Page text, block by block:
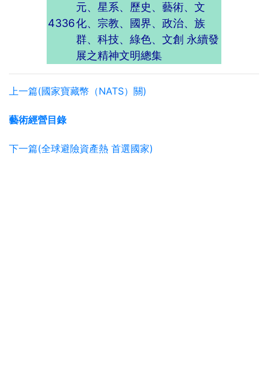
4336
元、星系、歷史、藝術、文
化、宗教、國界、政治、族
群、科技、綠色、文創 永續發
展之精神文明總集
上一篇(國家寶藏幣（NATS）關)
藝術經營目錄
下一篇(全球避險資產熱 首選國家)